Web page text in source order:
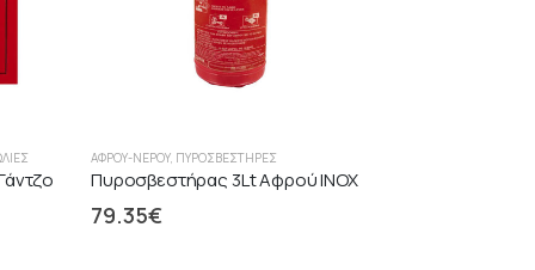
ΑΦΡΟΎ-ΝΕΡΟΎ ΠΥΡΟΣΒΕΣΤΉΡΕΣ
Πυροσβεστήρας 3Lt Αφρού INOX
79.35€